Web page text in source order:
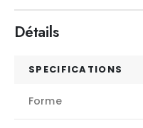
Détails
SPECIFICATIONS
Forme